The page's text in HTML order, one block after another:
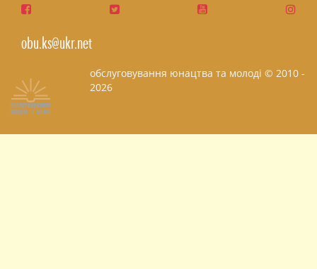
obu.ks@ukr.net
обслуговування юнацтва та молоді © 2010 -
2026